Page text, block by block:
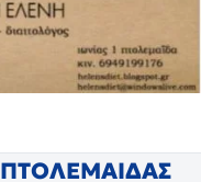
ΠΤΟΛΕΜΑΙΔΑΣ